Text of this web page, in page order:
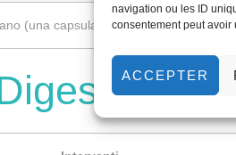
navigation ou les ID
consentement peut avoir
ACCEPTER
(una capsula)